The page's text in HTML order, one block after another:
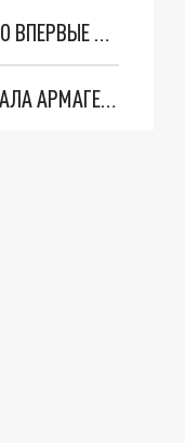
"ОЧЕНЬ ПЛОХИЕ НОВОСТИ": БОЛЬШАЯ ОШИБКА PALANTIR В РОССИИ. СТРАНЫ НАТО ВПЕРВЫЕ ЗА СВО ОСТАНОВИЛИ ПОСТАВКИ ОРУЖИЯ. ВСУ ТЕРЯЮТ ПРИГРАНИЧЬЕ?
ТРИ ГЛАВНЫХ ИНСАЙДА ОБ СВО. ОТМЕНА МОБИЛИЗАЦИИ И ВОЗВРАЩЕНИЕ "ГЕНЕРАЛА АРМАГЕДДОНА"? ОТЛИЧНЫЕ НОВОСТИ, КОТОРЫЕ ЖДАЛИ ВСЕ